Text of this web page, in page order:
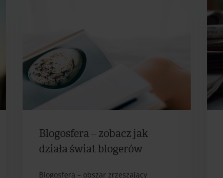
Blogosfera – zobacz jak
działa świat blogerów
Blogosfera – obszar zrzeszający